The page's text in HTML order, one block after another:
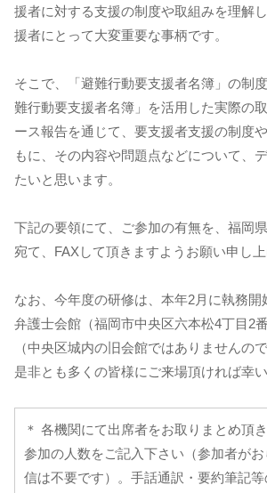
援者に対する支援の制度や取組みを理解
援者にとって大変重要な事柄です。
そこで、「避難行動要支援者名簿」の制
難行動要支援者名簿」を活用した実際の
ース報告を通じて、要支援者支援の制度
もに、その内容や問題点などについて、
たいと思います。
下記の要領にて、ご参加の有無を、福岡
宛て、FAXして頂きますようお願い申し上
なお、今年度の研修は、本年2月に執務開
弁護士会館（福岡市中央区六本松4丁目2
（中央区城内の旧会館ではありませんの
是非とも多くの皆様にご来場頂ければ幸い
＊ 各機関にて出席者をお取りまとめ頂
参加の人数をご記入下さい（参加者が
信は不要です）。手話通訳・要約筆記